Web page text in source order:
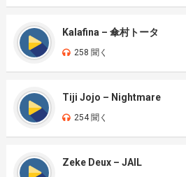
Kalafina – 傘村トータ
258 聞く
Tiji Jojo – Nightmare
254 聞く
Zeke Deux – JAIL